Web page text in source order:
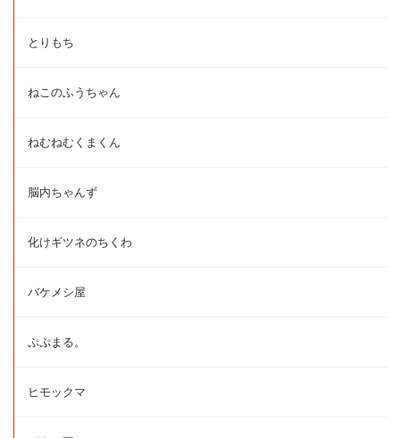
とりもち
ねこのふうちゃん
ねむねむくまくん
脳内ちゃんず
化けギツネのちくわ
バケメシ屋
ぷぷまる。
ヒモックマ